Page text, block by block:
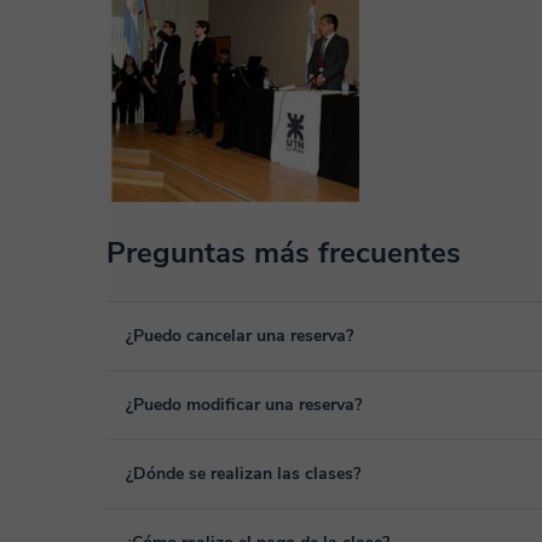
Preguntas más frecuentes
¿Puedo cancelar una reserva?
Sí, puedes cancelar una reserva hasta un máximo de 8
¿Puedo modificar una reserva?
Sí, siempre puede surgir algún imprevisto, por lo que
¿Dónde se realizan las clases?